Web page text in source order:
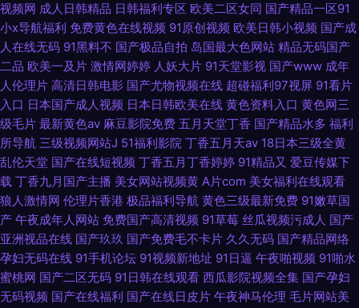
视频网 成人日韩精品 日韩福利专区 欧美二区女同 国产精品一区91
小x导航福利 免费黄色在线视频 91原创视频 欧美日韩小视频 国产成
人在线无码 91黑料不 国产极品自拍 岛国最大色网站 精品无码国产
二品 欧美一及片 激情网婷婷 人妖大片 91天堂影视 国产www 成年
人伦理片 高清日韩电影 国产尤物视频在线 超碰福利97视屏 91看片
入口 日本国产成人视频 日本日韩欧美在线 黄色资料入口 黄色网三
级毛片 最新黄色av 麻豆影院免费 五月天堂丁香 国产精品水多 福利
所导航 三级视频网站J 51福利影院 丁香五月天av 18日本三级全黄
乱伦天堂 国产在线短视频 丁香五月丁香婷婷 91精品又 爱豆传媒下
载 丁香九月国产主播 美女网站视频黄 A片com 美女福利在线观看
狼人激情网 伦理片香港 极品福利导航 黄色三级最新免费 91嫩草国
产 午夜成年人网站 免费国产高清视频 91草莓 丝瓜视频污成人 国产
亚洲视品在线 国产玖玖 国产免费毛不卡片 久久无码 国产精品网络
孕妇无码在线 91手机论坛 91视频新地址 91日逼 午夜啪视频 91啪水
蜜桃网 国产二区无码 91日韩在线观看 西瓜影院视频全集 国产孕妇
无码视频 国产在线福利 国产在线日皮片 午夜神马伦理 毛片网站美